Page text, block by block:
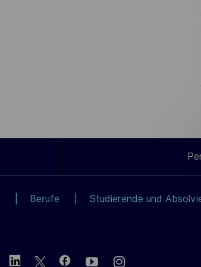
Berufe Studierende und